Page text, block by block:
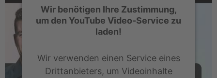
Wir benötigen Ihre Zustimmung,
um den YouTube Video-Service zu
laden!
Wir verwenden einen Service eines
Drittanbieters, um Videoinhalte